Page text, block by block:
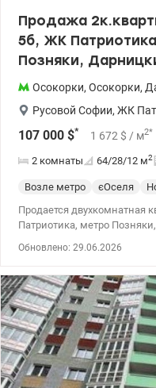
Продажа
5б, ЖК
Позняки,
Осокорки, Осокорки,
Русовой Софии, ЖК
107 000 $* 1 672 $ / м2*
2 комнаты 64/28/12 м2
Возле метро єОселя
Продается двухкомнатная
Патриотика, метро
Патриотика, 10 минут
Развита инфраструктура:
Лайф, рядом Эпицентр и
поликлиника. Рядом
идеальны для прогулок и
генератором. Цена 107000у.е 066 676 22 40 Елена,
valion.ua/1141089
Обновлено: 29.06.2026